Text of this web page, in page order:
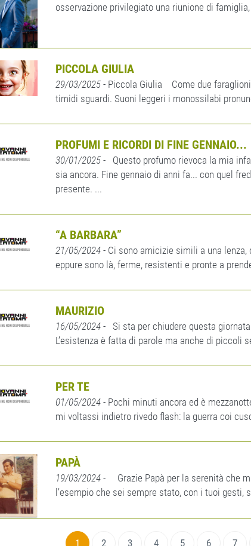
osservazione privilegiato una riunione di famiglia,
PICCOLA GIULIA
29/03/2025- Piccola Giulia Come due
timidi sguardi. Suoni leggeri i monossilabi
PROFUMI E RICORDI DI FINE GENNAIO...
30/01/2025- Questo profumo rievoca la mia
sia ancora. Fine gennaio di anni fa... con quel
presente. ...
“A BARBARA”
21/05/2024- Ci sono amicizie simili a una
eppure sono là, ferme, resistenti e pronte a
MAURIZIO
16/05/2024- Si sta per chiudere questa
L’esistenza è fatta di parole ma anche di piccoli
PER TE
01/05/2024- Pochi minuti ancora ed è
mi voltassi indietro rivedo flash: la guerra coi
PAPÀ
19/03/2024- Grazie Papà per la serenità che
l’esempio che sei sempre stato, con i tuoi
1 2 3 4 5 6 7